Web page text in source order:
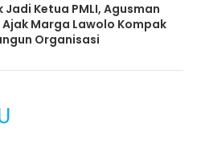
Jadi Ketua PMLI, Agusman
Marga Lawolo Kompak
Organisasi